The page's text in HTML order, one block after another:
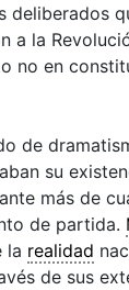
a la
no en
de
su
más de
de partida.
la realidad
de sus